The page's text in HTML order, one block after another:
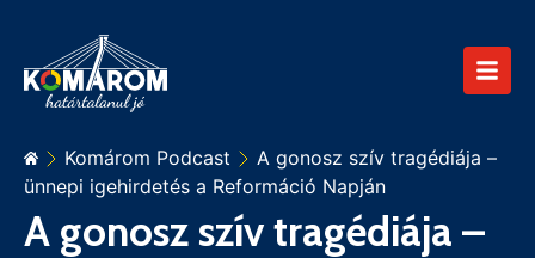
Komárom Podcast
A gonosz szív tragédiája –
ünnepi igehirdetés a Reformáció Napján
A gonosz szív tragédiája –